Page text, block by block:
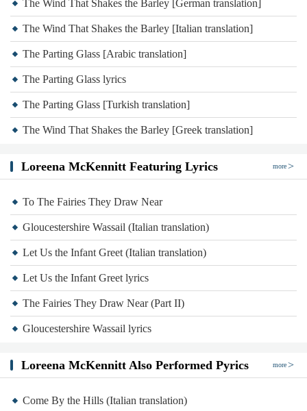
The Wind That Shakes the Barley [German translation]
The Wind That Shakes the Barley [Italian translation]
The Parting Glass [Arabic translation]
The Parting Glass lyrics
The Parting Glass [Turkish translation]
The Wind That Shakes the Barley [Greek translation]
Loreena McKennitt Featuring Lyrics more
To The Fairies They Draw Near
Gloucestershire Wassail (Italian translation)
Let Us the Infant Greet (Italian translation)
Let Us the Infant Greet lyrics
The Fairies They Draw Near (Part II)
Gloucestershire Wassail lyrics
Loreena McKennitt Also Performed Pyrics more
Come By the Hills (Italian translation)